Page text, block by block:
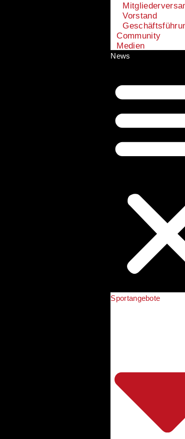
Vorstand
Community
Medien
News
Sportangebote